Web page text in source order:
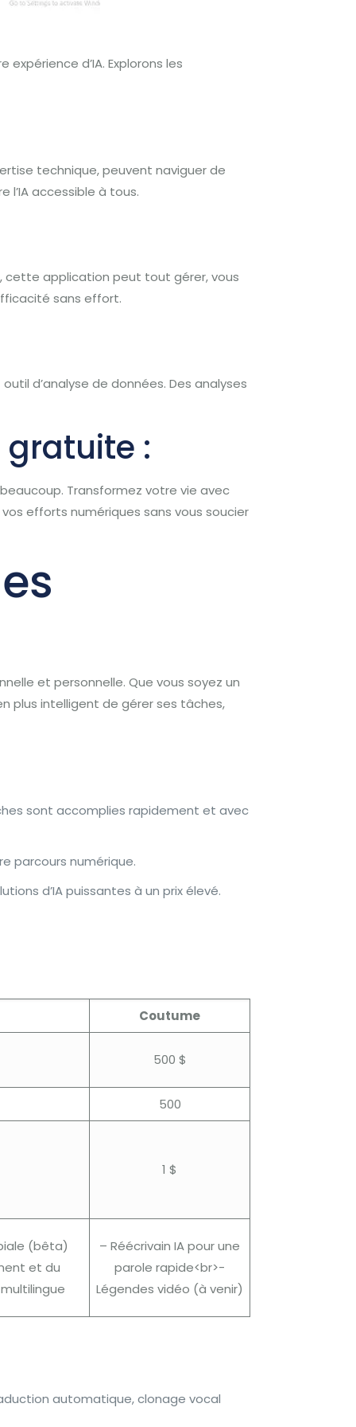
d’IA. Explorons les
technique, peuvent naviguer de
l’IA accessible à tous.
cette application peut tout gérer, vous
sans effort.
d’analyse de données. Des analyses
:
Transformez votre vie avec
efforts numériques sans vous soucier
et personnelle. Que vous soyez un
plus intelligent de gérer ses tâches,
sont accomplies rapidement et avec
parcours numérique.
d’IA puissantes à un prix élevé.
Coutume
500 $
500
1 $
(bêta)
et du
– Réécrivain IA pour une
parole rapide<br>-
Légendes vidéo (à venir)
automatique, clonage vocal